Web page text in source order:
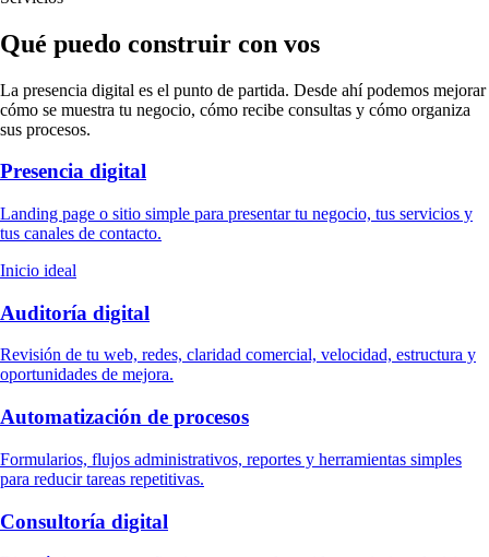
Qué puedo construir con vos
La presencia digital es el punto de partida. Desde ahí podemos mejorar
cómo se muestra tu negocio, cómo recibe consultas y cómo organiza
sus procesos.
Presencia digital
Landing page o sitio simple para presentar tu negocio, tus servicios y
tus canales de contacto.
Inicio ideal
Auditoría digital
Revisión de tu web, redes, claridad comercial, velocidad, estructura y
oportunidades de mejora.
Automatización de procesos
Formularios, flujos administrativos, reportes y herramientas simples
para reducir tareas repetitivas.
Consultoría digital